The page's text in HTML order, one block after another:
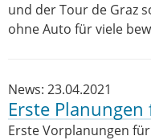
und der Tour de Graz
ohne Auto für viele
News: 23.04.2021
Erste
Erste Vorplanungen